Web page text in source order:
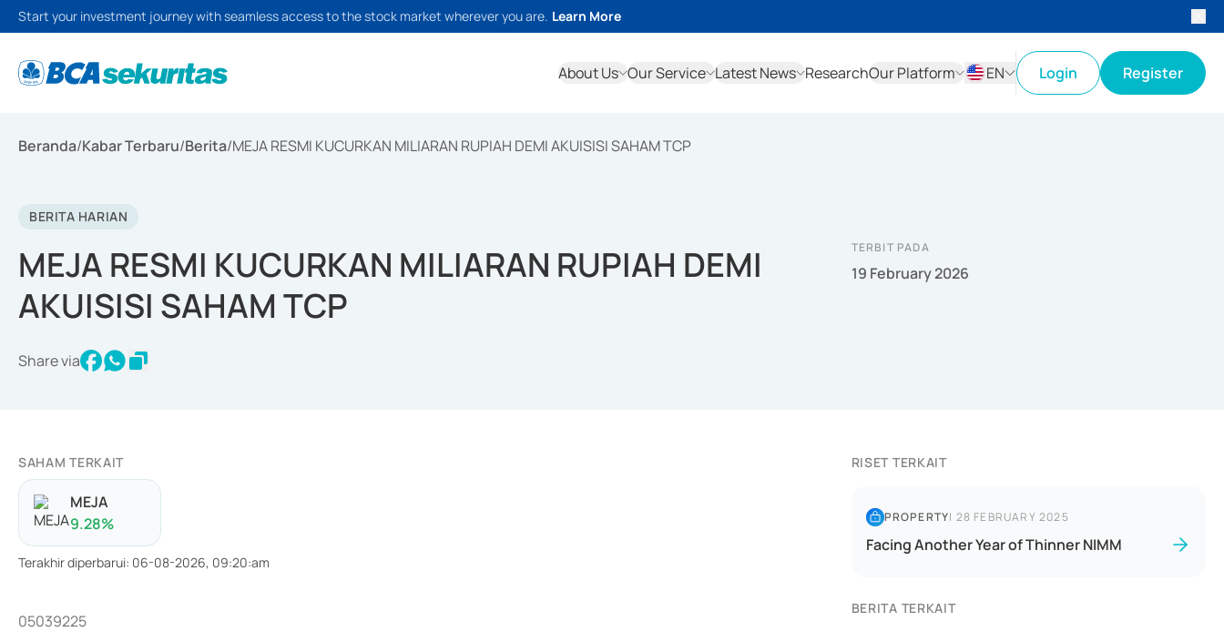
Start your investment journey with seamless access to the stock market wherever you are. Learn More
About Us Our Service Latest News ResearchOur Platform
EN
Login Register
Beranda/Kabar Terbaru/Berita/MEJA RESMI KUCURKAN MILIARAN RUPIAH DEMI AKUISISI SAHAM TCP
BERITA HARIAN
MEJA RESMI KUCURKAN MILIARAN RUPIAH DEMI
AKUISISI SAHAM TCP
Share via
TERBIT PADA
19 February 2026
SAHAM TERKAIT
MEJA
9.28%
Terakhir diperbarui: 06-08-2026, 09:20:am
05039225
RISET TERKAIT
PROPERTY| 28 FEBRUARY 2025
Facing Another Year of Thinner NIMM
BERITA TERKAIT